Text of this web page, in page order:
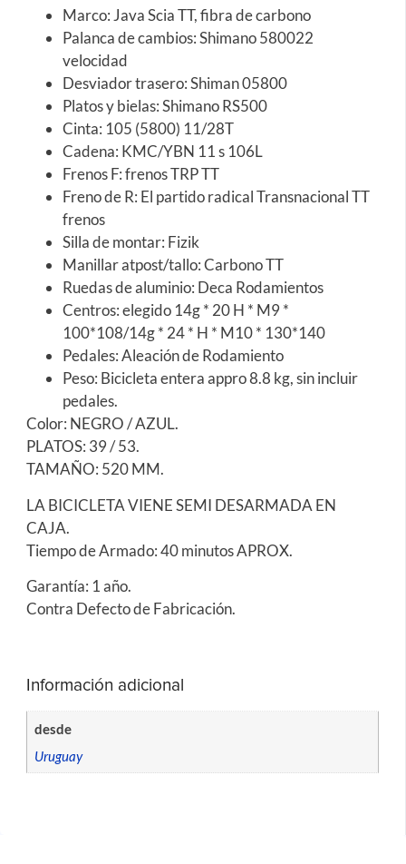
Marco: Java Scia TT, fibra de carbono
Palanca de cambios: Shimano 580022
velocidad
Desviador trasero: Shiman 05800
Platos y bielas: Shimano RS500
Cinta: 105 (5800) 11/28T
Cadena: KMC/YBN 11 s 106L
Frenos F: frenos TRP TT
Freno de R: El partido radical Transnacional TT
frenos
Silla de montar: Fizik
Manillar atpost/tallo: Carbono TT
Ruedas de aluminio: Deca Rodamientos
Centros: elegido 14g * 20 H * M9 *
100*108/14g * 24 * H * M10 * 130*140
Pedales: Aleación de Rodamiento
Peso: Bicicleta entera appro 8.8 kg, sin incluir
pedales.
Color: NEGRO / AZUL.
PLATOS: 39 / 53.
TAMAÑO: 520 MM.
LA BICICLETA VIENE SEMI DESARMADA EN
CAJA.
Tiempo de Armado: 40 minutos APROX.
Garantía: 1 año.
Contra Defecto de Fabricación.
Información adicional
desde
Uruguay